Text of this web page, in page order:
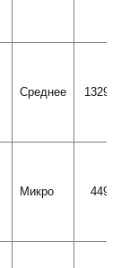
Среднее
Микро